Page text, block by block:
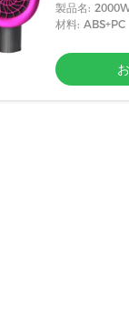
製品名:
たみヘアドラ
材料: ABS+PC